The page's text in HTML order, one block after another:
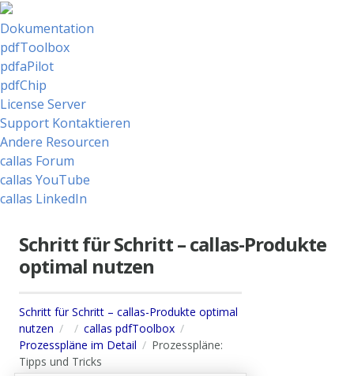
Dokumentation
pdfToolbox
pdfaPilot
pdfChip
License Server
Support Kontaktieren
Andere Resourcen
callas Forum
callas YouTube
callas LinkedIn
Schritt für Schritt – callas-Produkte
optimal nutzen
Schritt für Schritt – callas-Produkte optimal
nutzen
callas pdfToolbox
Prozesspläne im Detail
Prozesspläne:
Tipps und Tricks